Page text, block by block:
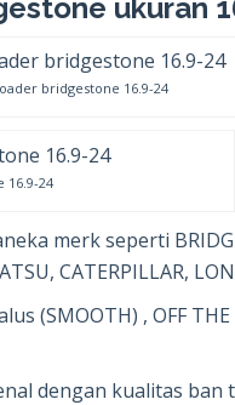
ukuran
bridgestone 16.9-24
16.9-24
merk seperti
CATERPILLAR,
(SMOOTH) , OFF THE
dengan kualitas ban